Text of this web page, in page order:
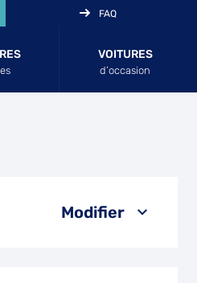
VOITURES
d’occasion
FAQ
Modifier